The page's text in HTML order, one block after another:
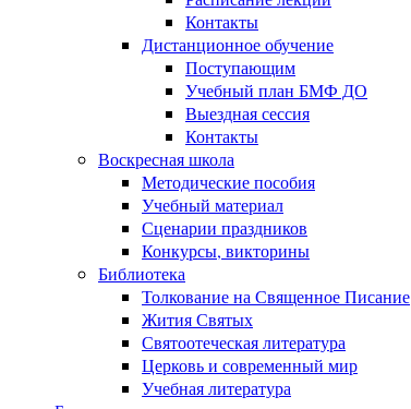
Контакты
Дистанционное обучение
Поступающим
Учебный план БМФ ДО
Выездная сессия
Контакты
Воскресная школа
Методические пособия
Учебный материал
Сценарии праздников
Конкурсы, викторины
Библиотека
Толкование на Священное Писание
Жития Святых
Святоотеческая литература
Церковь и современный мир
Учебная литература